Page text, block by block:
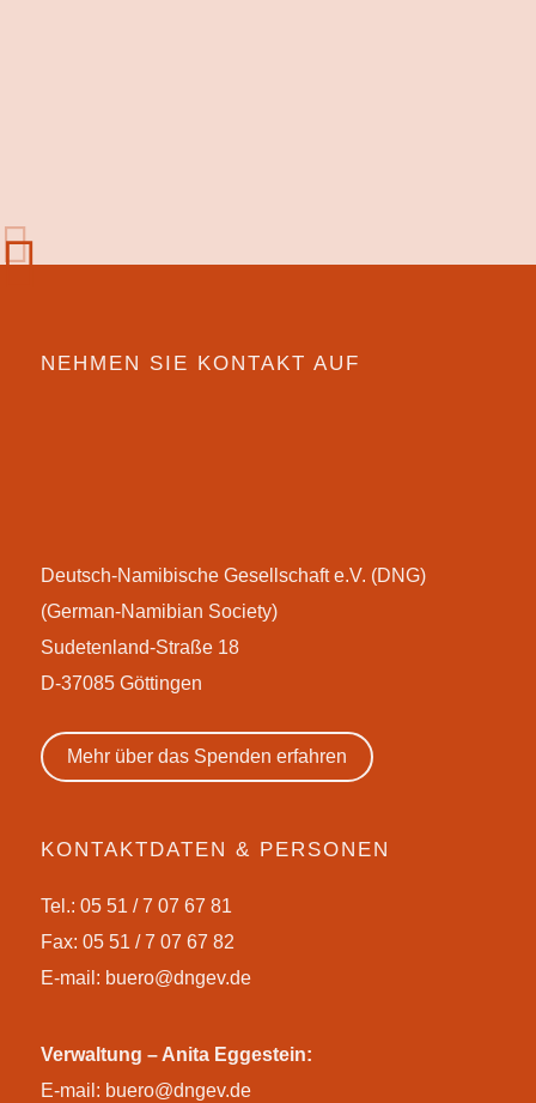
NEHMEN SIE KONTAKT AUF
Deutsch-Namibische Gesellschaft e.V. (DNG)
(German-Namibian Society)
Sudetenland-Straße 18
D-37085 Göttingen
Mehr über das Spenden erfahren
KONTAKTDATEN & PERSONEN
Tel.: 05 51 / 7 07 67 81
Fax: 05 51 / 7 07 67 82
E-mail: buero@dngev.de
Verwaltung – Anita Eggestein:
E-mail: buero@dngev.de